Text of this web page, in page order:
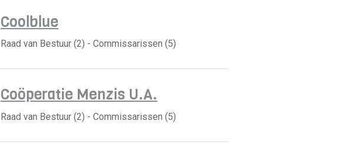
Coolblue
Raad van Bestuur (2) - Commissarissen (5)
Coöperatie Menzis U.A.
Raad van Bestuur (2) - Commissarissen (5)